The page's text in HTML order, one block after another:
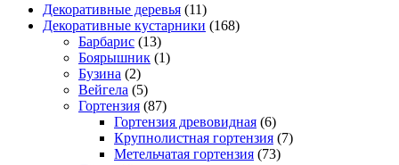
Декоративные деревья (11)
Декоративные кустарники (168)
Барбарис (13)
Боярышник (1)
Бузина (2)
Вейгела (5)
Гортензия (87)
Гортензия древовидная (6)
Крупнолистная гортензия (7)
Метельчатая гортензия (73)